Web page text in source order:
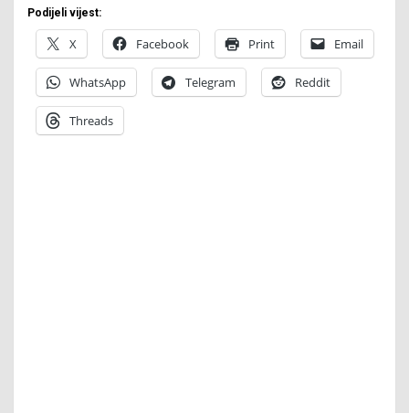
Podijeli vijest:
X Facebook Print Email
WhatsApp Telegram Reddit
Threads